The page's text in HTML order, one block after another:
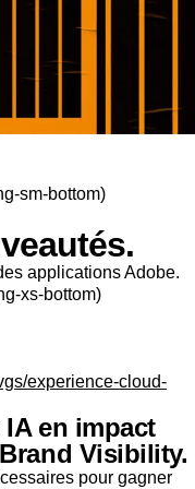
sm-bottom)
applications Adobe.
xs-bottom)
experience-cloud-
en impact
Visibility.
pour gagner